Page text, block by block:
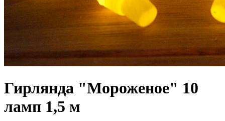
Гирлянда "Мороженое" 10
ламп 1,5 м